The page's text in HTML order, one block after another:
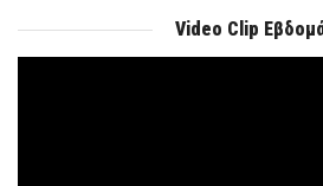
Video Clip